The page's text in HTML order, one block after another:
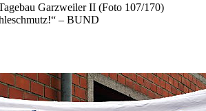
Garzweiler II (Foto 107/170)
– BUND